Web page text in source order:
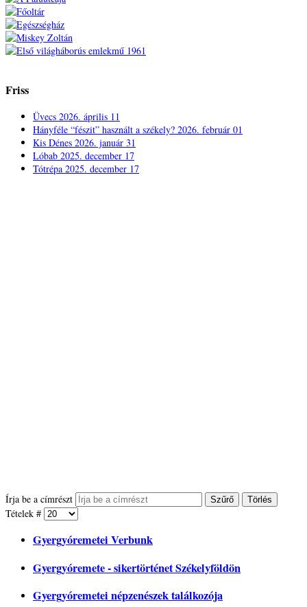
Friss
Üvecs 2026. április 11
Hányféle “fészit” használt a székely? 2026. február 01
Kis Dénes 2026. január 31
Lóbab 2025. december 17
Tótrépa 2025. december 17
Írja be a címrészt Szűrő Törlés
Tételek #
Gyergyóremetei Verbunk
Gyergyóremete - sikertörténet Székelyföldön
Gyergyóremetei népzenészek találkozója